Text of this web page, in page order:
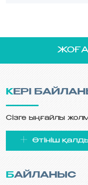
КЕРІ
Сізге ыңғайлы
Өтініш
БАЙЛАНЫС